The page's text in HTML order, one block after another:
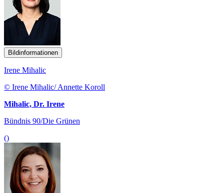
Bildinformationen
Irene Mihalic
© Irene Mihalic/ Annette Koroll
Mihalic, Dr. Irene
Bündnis 90/Die Grünen
()